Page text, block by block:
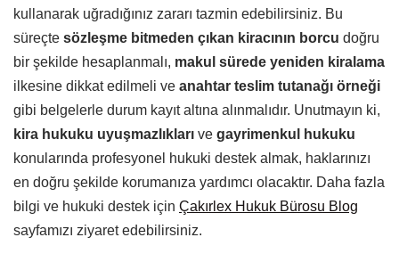
kullanarak uğradığınız zararı tazmin edebilirsiniz. Bu
süreçte sözleşme bitmeden çıkan kiracının borcu doğru
bir şekilde hesaplanmalı, makul sürede yeniden kiralama
ilkesine dikkat edilmeli ve anahtar teslim tutanağı örneği
gibi belgelerle durum kayıt altına alınmalıdır. Unutmayın ki,
kira hukuku uyuşmazlıkları ve gayrimenkul hukuku
konularında profesyonel hukuki destek almak, haklarınızı
en doğru şekilde korumanıza yardımcı olacaktır. Daha fazla
bilgi ve hukuki destek için Çakırlex Hukuk Bürosu Blog
sayfamızı ziyaret edebilirsiniz.